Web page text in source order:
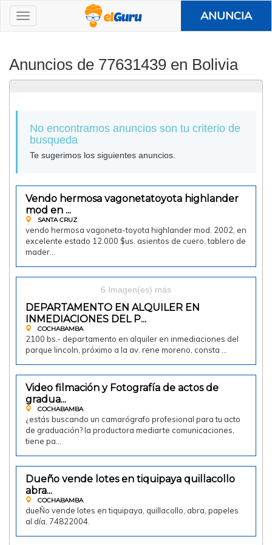
ANUNCIA
Anuncios de 77631439 en Bolivia
No encontramos anuncios son tu criterio de
busqueda
Te sugerimos los siguientes anuncios.
Vendo
Vendo hermosa vagonetatoyota highlander
mod en ...
SANTA CRUZ
vendo hermosa vagoneta-toyota highlander mod. 2002, en
excelente estado 12.000 $us. asientos de cuero, tablero de
mader…
6 Imagen(es) más
DEPARTAMENTO EN ALQUILER EN
INMEDIACIONES DEL P...
COCHABAMBA
2100 bs.- departamento en alquiler en inmediaciones del
parque lincoln, próximo a la av. rene moreno, consta …
Ofrezco
Video filmación y Fotografía de actos de
gradua...
COCHABAMBA
¿estás buscando un camarógrafo profesional para tu acto
de graduación? la productora mediarte comunicaciones,
tiene pa…
Vendo
Dueño vende lotes en tiquipaya quillacollo
abra...
COCHABAMBA
dueÑo vende lotes en tiquipaya, quillacollo, abra, papeles
al día, 74822004.